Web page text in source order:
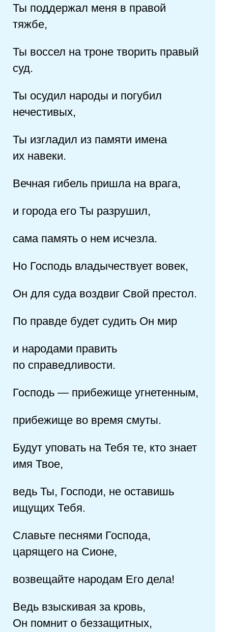
Ты поддержал меня в правой
тяжбе,
Ты воссел на троне творить правый
суд.
Ты осудил народы и погубил
нечестивых,
Ты изгладил из памяти имена
их навеки.
Вечная гибель пришла на врага,
и города его Ты разрушил,
сама память о нем исчезла.
Но Господь владычествует вовек,
Он для суда воздвиг Свой престол.
По правде будет судить Он мир
и народами править
по справедливости.
Господь — прибежище угнетенным,
прибежище во время смуты.
Будут уповать на Тебя те, кто знает
имя Твое,
ведь Ты, Господи, не оставишь
ищущих Тебя.
Славьте песнями Господа,
царящего на Сионе,
возвещайте народам Его дела!
Ведь взыскивая за кровь,
Он помнит о беззащитных,